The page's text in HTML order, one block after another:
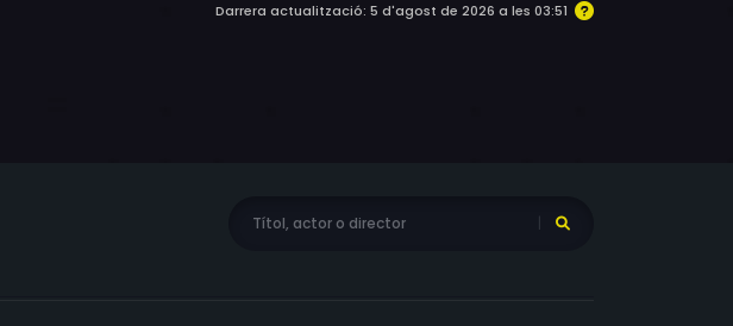
Darrera actualització: 5 d'agost de 2026 a les 03:51